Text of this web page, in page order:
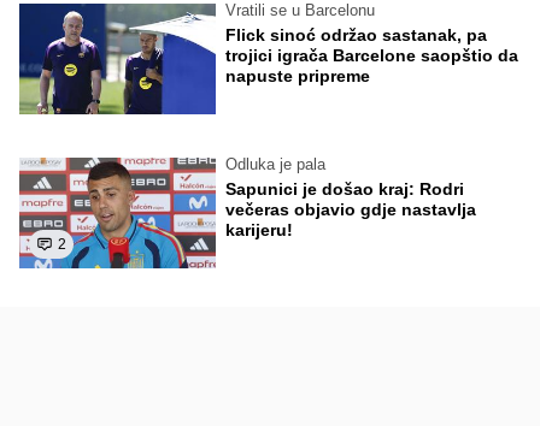
Vratili se u Barcelonu
Flick sinoć održao sastanak, pa
trojici igrača Barcelone saopštio da
napuste pripreme
2
Odluka je pala
Sapunici je došao kraj: Rodri
večeras objavio gdje nastavlja
karijeru!